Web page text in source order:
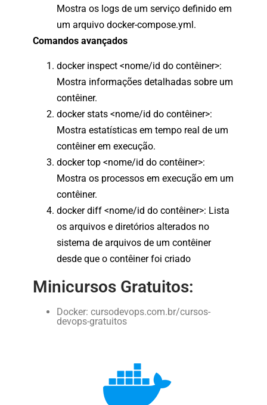
Mostra os logs de um serviço definido em
um arquivo docker-compose.yml.
Comandos avançados
docker inspect <nome/id do contêiner>:
Mostra informações detalhadas sobre um
contêiner.
docker stats <nome/id do contêiner>:
Mostra estatísticas em tempo real de um
contêiner em execução.
docker top <nome/id do contêiner>:
Mostra os processos em execução em um
contêiner.
docker diff <nome/id do contêiner>: Lista
os arquivos e diretórios alterados no
sistema de arquivos de um contêiner
desde que o contêiner foi criado
Minicursos Gratuitos:
Docker: cursodevops.com.br/cursos-
devops-gratuitos